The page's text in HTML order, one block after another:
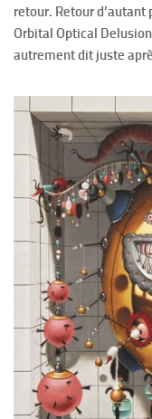
retour. Retour
Orbital Optical
autrement dit juste